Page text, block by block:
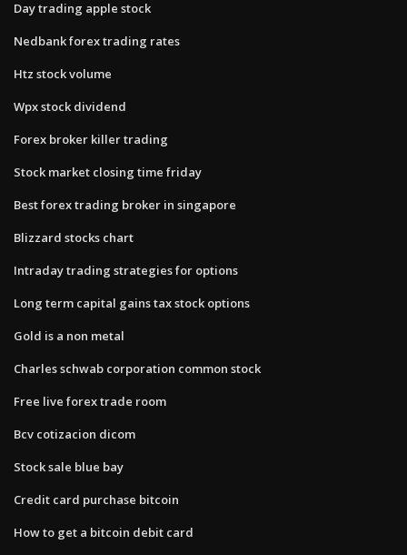
Day trading apple stock
Nedbank forex trading rates
Htz stock volume
Wpx stock dividend
Forex broker killer trading
Stock market closing time friday
Best forex trading broker in singapore
Blizzard stocks chart
Intraday trading strategies for options
Long term capital gains tax stock options
Gold is a non metal
Charles schwab corporation common stock
Free live forex trade room
Bcv cotizacion dicom
Stock sale blue bay
Credit card purchase bitcoin
How to get a bitcoin debit card